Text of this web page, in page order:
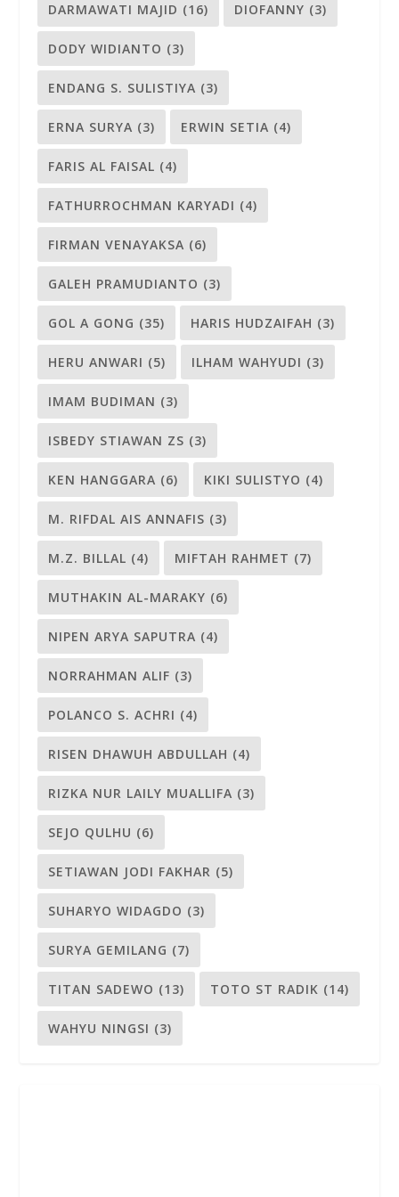
DARMAWATI MAJID (16) DIOFANNY (3)
DODY WIDIANTO (3)
ENDANG S. SULISTIYA (3)
ERNA SURYA (3) ERWIN SETIA (4)
FARIS AL FAISAL (4)
FATHURROCHMAN KARYADI (4)
FIRMAN VENAYAKSA (6)
GALEH PRAMUDIANTO (3)
GOL A GONG (35) HARIS HUDZAIFAH (3)
HERU ANWARI (5) ILHAM WAHYUDI (3)
IMAM BUDIMAN (3)
ISBEDY STIAWAN ZS (3)
KEN HANGGARA (6) KIKI SULISTYO (4)
M. RIFDAL AIS ANNAFIS (3)
M.Z. BILLAL (4) MIFTAH RAHMET (7)
MUTHAKIN AL-MARAKY (6)
NIPEN ARYA SAPUTRA (4)
NORRAHMAN ALIF (3)
POLANCO S. ACHRI (4)
RISEN DHAWUH ABDULLAH (4)
RIZKA NUR LAILY MUALLIFA (3)
SEJO QULHU (6)
SETIAWAN JODI FAKHAR (5)
SUHARYO WIDAGDO (3)
SURYA GEMILANG (7)
TITAN SADEWO (13) TOTO ST RADIK (14)
WAHYU NINGSI (3)